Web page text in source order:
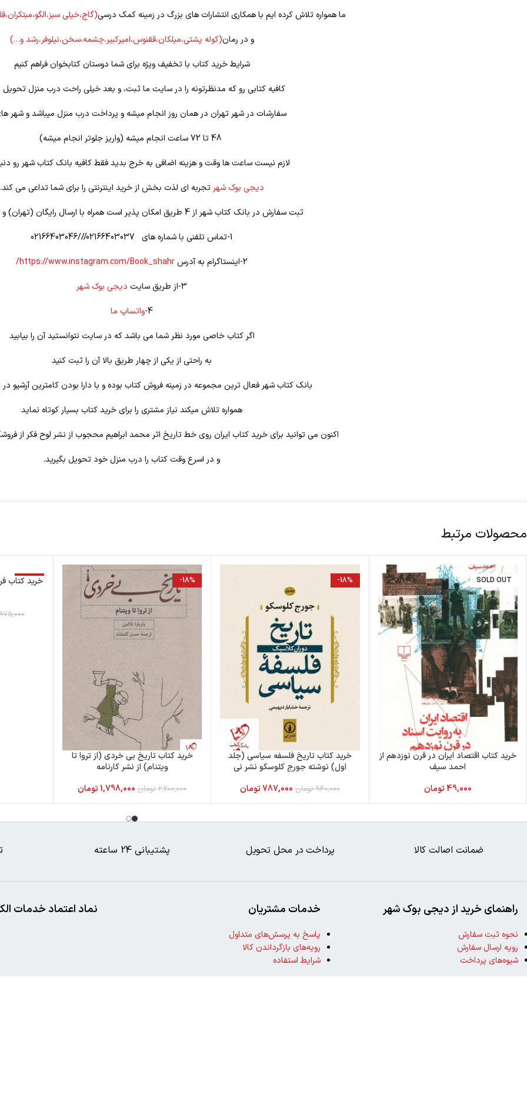
ما همواره تلاش کرده ایم با همکاری انتشارات های بزرگ در زمینه کمک درسی(گاج،خیلی
و در رمان(کوله پشتی،میلکان،ققنوس،امیرکبیر،چشمه،سخن،نیلوفر،رشد و…)
شرایط خرید کتاب با تخفیف ویژه برای شما دوستان کتابخوان فراهم کنیم
کافیه کتابی رو که مدنظرتونه را در سایت ما ثبت، و بعد خیلی راحت درب منزل تحویل
سفارشات در شهر تهران در همان روز انجام میشه و پرداخت درب منزل میباشد و شهر
لازم نیست ساعت ها وقت و هزینه اضافی به خرج بدید فقط کافیه بانک کتاب شهر رو
دیجی بوک شهر تجربه ای لذت بخش از خرید اینترنتی را برای شما تداعی می کند.
ثبت سفارش در بانک کتاب شهر از 4 طریق امکان پذیر است همراه با ارسال رایگان (تهران) و تخفیف ویژه
1-تماس تلفنی با شماره های 02166403037///02166403046
2-اینستاگرام به آدرس
https://www.instagram.com/Book_shahr/
3-از طریق سایت
دیجی بوک شهر
4- واتساپ ما
اگر کتاب خاصی مورد نظر شما می باشد که در سایت نتوانستید آن را بیابید
به راحتی از یکی از چهار طریق بالا آن را ثبت کنید
بانک کتاب شهر فعال ترین مجموعه در زمینه فروش کتاب بوده و با دارا بودن کامترین آرشیو در
همواره تلاش میکند نیاز مشتری را برای خرید کتاب بسیار کوتاه نماید
اکنون می توانید برای خرید کتاب ایران روی خط تاریخ اثر محمد ابراهیم محجوب از نشر لوح فکر از
و در اسرع وقت کتاب را درب منزل خود تحویل بگیرید.
محصولات مرتبط
SOLD OUT
خرید کتاب اقتصاد ایران در قرن نوزدهم از
احمد سیف
49,000تومان
-18%
خرید کتاب تاریخ فلسفه سیاسی (جلد
اول) نوشته جورج کلوسکو نشر نی
960,000 تومان 787,000تومان
-18%
خرید کتاب تاریخ بی خردی (از تروا تا
ویتنام) از نشر کارنامه
2,200,000 تومان 1,798,000تومان
-18%
خرید کتاب
ضمانت اصالت کالا پرداخت در محل تحویل پشتیبانی 24 ساعته
نماد اعتماد خدمات خدمات مشتریان
پاسخ به پرسش‌های متداول
رویه‌های بازگرداندن کالا
شرایط استفاده
راهنمای خرید از دیجی بوک شهر
نحوه ثبت سفارش
رویه ارسال سفارش
شیوه‌های پرداخت